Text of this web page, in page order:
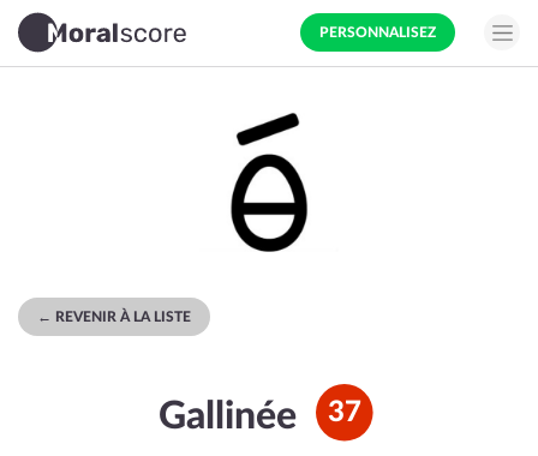
PERSONNALISEZ
← REVENIR À LA LISTE
Gallinée 37